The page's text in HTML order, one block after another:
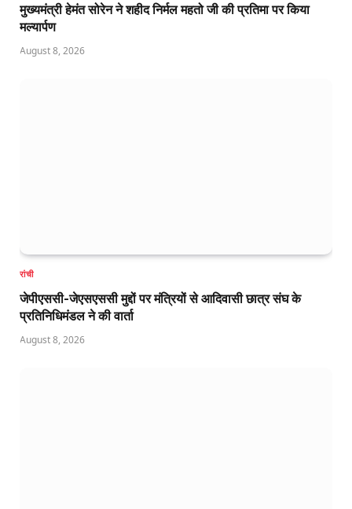
मुख्यमंत्री हेमंत सोरेन ने शहीद निर्मल महतो जी की प्रतिमा पर किया
मल्यार्पण
August 8, 2026
रांची
जेपीएससी-जेएसएससी मुद्दों पर मंत्रियों से आदिवासी छात्र संघ के
प्रतिनिधिमंडल ने की वार्ता
August 8, 2026